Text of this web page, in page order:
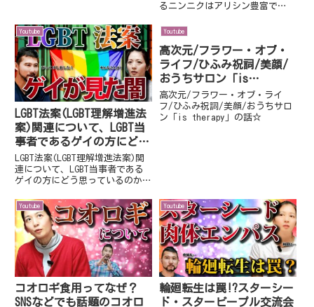
るニンニクはアリシン豊富で…
Youtube
LGBT法案(LGBT理解増進法
案)関連について、LGBT当
事者であるゲイの方にどう
思っているのか聞いてみま
した～ゲイクラブでの闇
（ゲイミックスイベントで
の闇）
LGBT法案(LGBT理解増進法案)関
連について、LGBT当事者である
ゲイの方にどう思っているのか聞
（ゲイミックスイベントでの闇）
Youtube
高次元/フラワー・オブ・
ライフ/ひふみ祝詞/美顔/
おうちサロン「is
therapy」の話☆
高次元/フラワー・オブ・ライ
フ/ひふみ祝詞/美顔/おうちサロ
ン「is therapy」の話☆
Youtube
コオロギ食用ってなぜ？
SNSなどでも話題のコオロ
Youtube
輪廻転生は罠!?スターシー
ド・スターピープル交流会